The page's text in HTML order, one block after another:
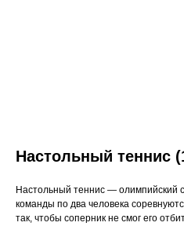
Настольный теннис
Настольный теннис — олимпийский
команды по два человека
так, чтобы соперник не смог его